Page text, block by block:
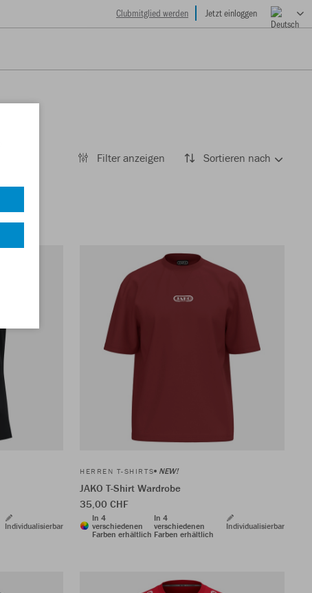
Clubmitglied werden Jetzt einloggen
Filter anzeigen Sortieren nach
Individualisierbar
HERREN T-SHIRTS NEW!
JAKO T-Shirt Wardrobe
35,00 CHF
In 4
verschiedenen
Farben erhältlich
In 4
verschiedenen
Farben erhältlich
Individualisierbar